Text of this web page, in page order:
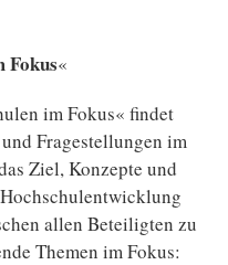
Fokus«
im Fokus« findet
Fragestellungen im
Ziel, Konzepte und
allen Beteiligten zu
Themen im Fokus: